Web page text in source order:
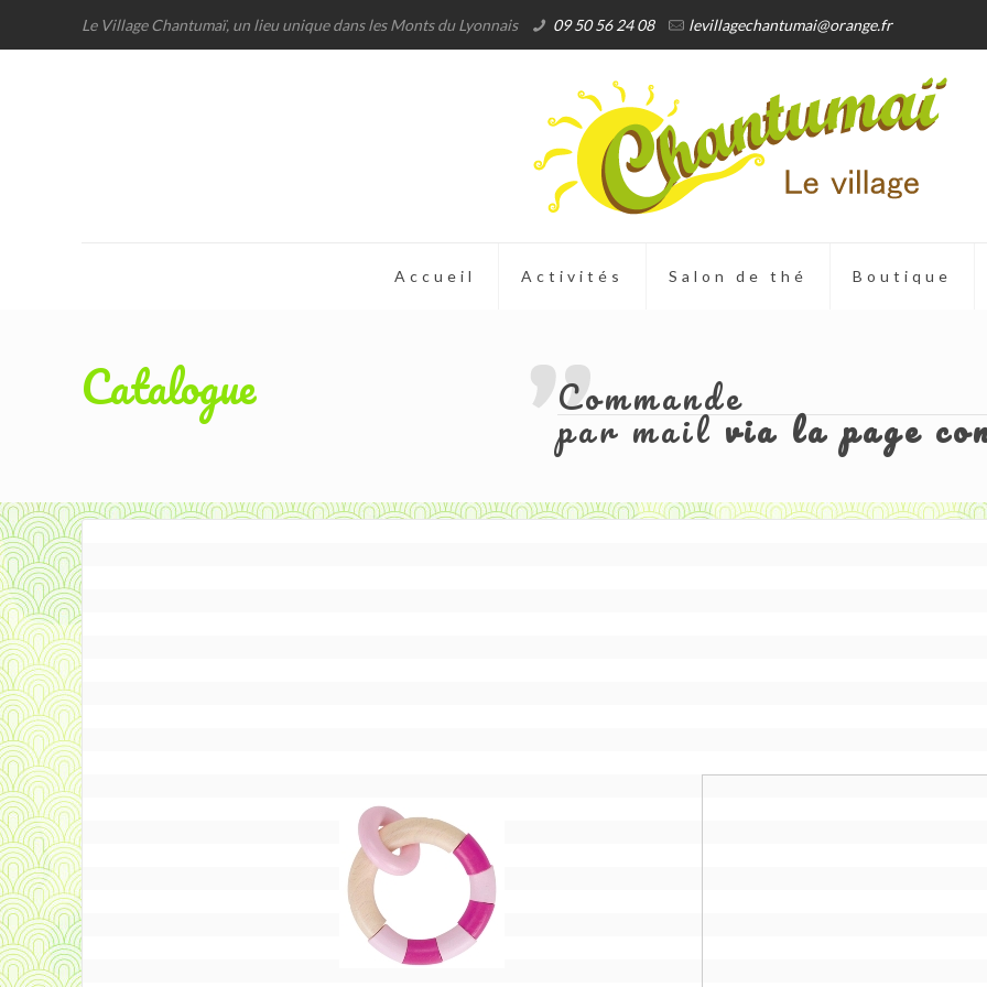
Le Village Chantumaï, un lieu unique dans les Monts du Lyonnais 09 50 56 24 08 levillagechantumai@orange.fr
Accueil Activités Salon de thé Boutique
Catalogue Commande
par mailvia la page